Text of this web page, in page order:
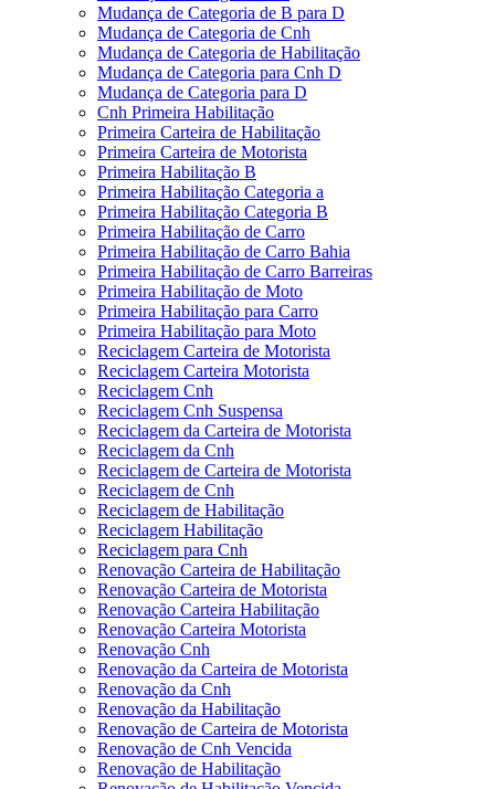
Mudança de Categoria de B para D
Mudança de Categoria de Cnh
Mudança de Categoria de Habilitação
Mudança de Categoria para Cnh D
Mudança de Categoria para D
Cnh Primeira Habilitação
Primeira Carteira de Habilitação
Primeira Carteira de Motorista
Primeira Habilitação B
Primeira Habilitação Categoria a
Primeira Habilitação Categoria B
Primeira Habilitação de Carro
Primeira Habilitação de Carro Bahia
Primeira Habilitação de Carro Barreiras
Primeira Habilitação de Moto
Primeira Habilitação para Carro
Primeira Habilitação para Moto
Reciclagem Carteira de Motorista
Reciclagem Carteira Motorista
Reciclagem Cnh
Reciclagem Cnh Suspensa
Reciclagem da Carteira de Motorista
Reciclagem da Cnh
Reciclagem de Carteira de Motorista
Reciclagem de Cnh
Reciclagem de Habilitação
Reciclagem Habilitação
Reciclagem para Cnh
Renovação Carteira de Habilitação
Renovação Carteira de Motorista
Renovação Carteira Habilitação
Renovação Carteira Motorista
Renovação Cnh
Renovação da Carteira de Motorista
Renovação da Cnh
Renovação da Habilitação
Renovação de Carteira de Motorista
Renovação de Cnh Vencida
Renovação de Habilitação